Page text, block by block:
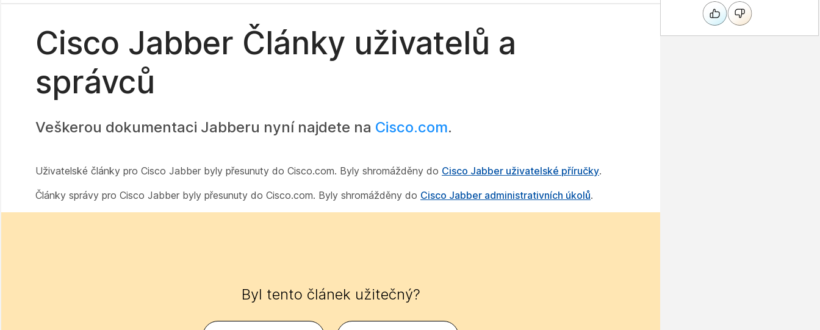
Cisco Jabber Články uživatelů a
správců
Veškerou dokumentaci Jabberu nyní najdete na Cisco.com.
Uživatelské články pro Cisco Jabber byly přesunuty do Cisco.com. Byly shromážděny do Cisco Jabber uživatelské příručky.
Články správy pro Cisco Jabber byly přesunuty do Cisco.com. Byly shromážděny do Cisco Jabber administrativních úkolů.
Byl tento článek užitečný?